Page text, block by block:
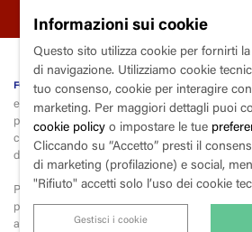
fondazione Trianon Viviani
ente soggetto al controllo e la vigilanza della
piazza Vincenzo alenda, 9 - 80139
apoli
codice fiscale 80015000633 | partita iva
destinatario X2PH38J
Per la liquidazione e il versamento dell’iva, la
payment(scissione dei pagamenti),
ai sensi dell’art. 17-ter del Dpr 26 ottobre 1972,
Informazioni sui cookie
Questo sito utilizza cookie per fornirti
di navigazione. Utilizziamo cookie
tuo consenso, cookie per interagire
marketing. Per maggiori dettagli puoi
cookie policy o impostare le tue
Cliccando su “Accetto” presti il
di marketing (profilazione) e social,
"Rifiuto" accetti solo l’uso dei cookie
Gestisci i cookie